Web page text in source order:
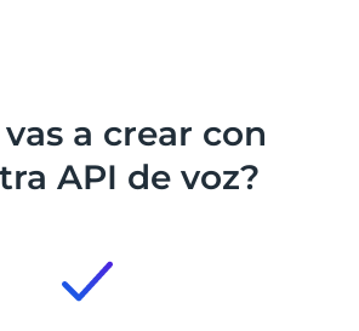
a crear con
API de voz?